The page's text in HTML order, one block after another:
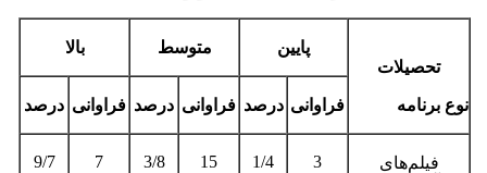
تحصیلات
نوع برنامه
پایین متوسط بالا
فراوانی درصد فراوانی درصد فراوانی درصد
فیلم‌های
3
1/4
15
3/8
7
9/7